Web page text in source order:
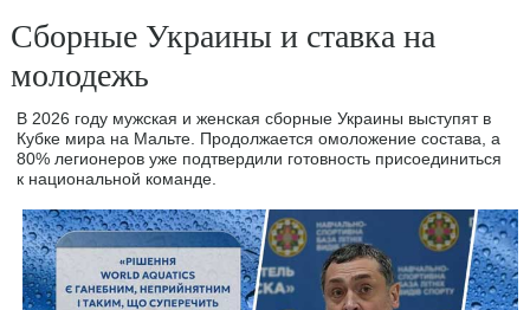
Сборные Украины и ставка на
молодежь
В 2026 году мужская и женская сборные Украины выступят в
Кубке мира на Мальте. Продолжается омоложение состава, а
80% легионеров уже подтвердили готовность присоединиться
к национальной команде.